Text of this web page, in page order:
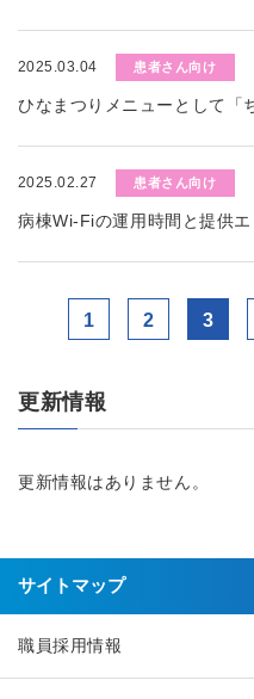
2025.03.04 患者さん向け
ひなまつりメニューとして「
2025.02.27 患者さん向け
病棟Wi-Fiの運用時間と提供
1 2 3
更新情報
更新情報はありません。
サイトマップ
職員採用情報